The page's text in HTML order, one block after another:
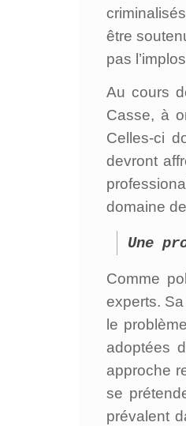
être
pas
Au cours
Casse, à
Celles-ci
devront
domaine
Une
Comme
experts.
le
adoptées
approche
se
prévalent